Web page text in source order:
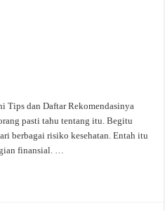
Tips dan Daftar Rekomendasinya
pasti tahu tentang itu. Begitu
berbagai risiko kesehatan. Entah itu
finansial. …